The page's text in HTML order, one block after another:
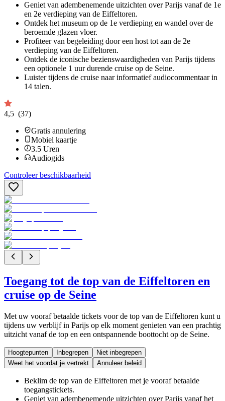
Geniet van adembenemende uitzichten over Parijs vanaf de 1e
en 2e verdieping van de Eiffeltoren.
Ontdek het museum op de 1e verdieping en wandel over de
beroemde glazen vloer.
Profiteer van begeleiding door een host tot aan de 2e
verdieping van de Eiffeltoren.
Ontdek de iconische bezienswaardigheden van Parijs tijdens
een optionele 1 uur durende cruise op de Seine.
Luister tijdens de cruise naar informatief audiocommentaar in
14 talen.
4,5 (37)
Gratis annulering
Mobiel kaartje
3.5 Uren
Audiogids
Controleer beschikbaarheid
Toegang tot de top van de Eiffeltoren en
cruise op de Seine
Met uw vooraf betaalde tickets voor de top van de Eiffeltoren kunt u
tijdens uw verblijf in Parijs op elk moment genieten van een prachtig
uitzicht vanaf de top en een ontspannende boottocht op de Seine.
Hoogtepunten Inbegrepen
Niet inbegrepen
Weet het voordat je vertrekt
Annuleer beleid
Beklim de top van de Eiffeltoren met je vooraf betaalde
toegangstickets.
Geniet van adembenemende uitzichten over Parijs vanaf het